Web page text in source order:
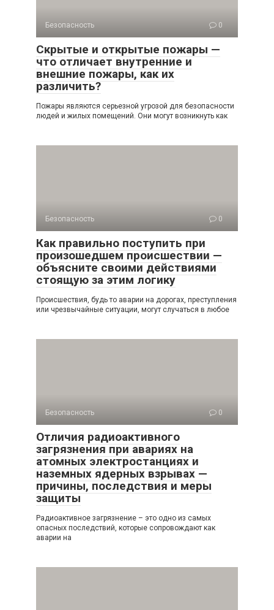
Безопасность 0
Скрытые и открытые пожары —
что отличает внутренние и
внешние пожары, как их
различить?
Пожары являются серьезной угрозой для безопасности
людей и жилых помещений. Они могут возникнуть как
Безопасность 0
Как правильно поступить при
произошедшем происшествии —
объясните своими действиями
стоящую за этим логику
Происшествия, будь то аварии на дорогах, преступления
или чрезвычайные ситуации, могут случаться в любое
Безопасность 0
Отличия радиоактивного
загрязнения при авариях на
атомных электростанциях и
наземных ядерных взрывах —
причины, последствия и меры
защиты
Радиоактивное загрязнение – это одно из самых
опасных последствий, которые сопровождают как
аварии на